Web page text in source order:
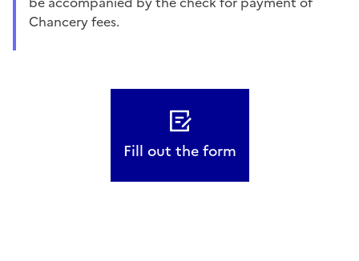
Chancery fees.
Fill out the form